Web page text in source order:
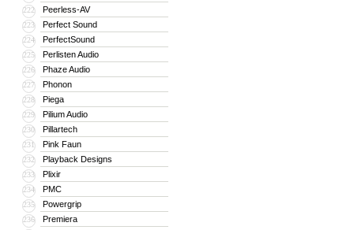
222 Peerless-AV
223 Perfect Sound
224 PerfectSound
225 Perlisten Audio
226 Phaze Audio
227 Phonon
228 Piega
229 Pilium Audio
230 Pillartech
231 Pink Faun
232 Playback Designs
233 Plixir
234 PMC
235 Powergrip
236 Premiera